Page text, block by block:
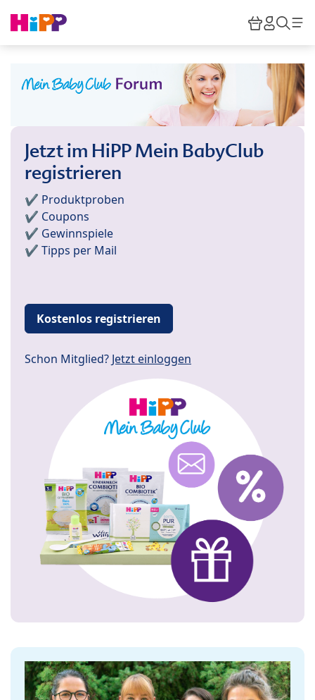
HiPP
Jetzt im HiPP Mein BabyClub
registrieren
✔️ Produktproben
✔️ Coupons
✔️ Gewinnspiele
✔️ Tipps per Mail
Kostenlos registrieren
Schon Mitglied? Jetzt einloggen